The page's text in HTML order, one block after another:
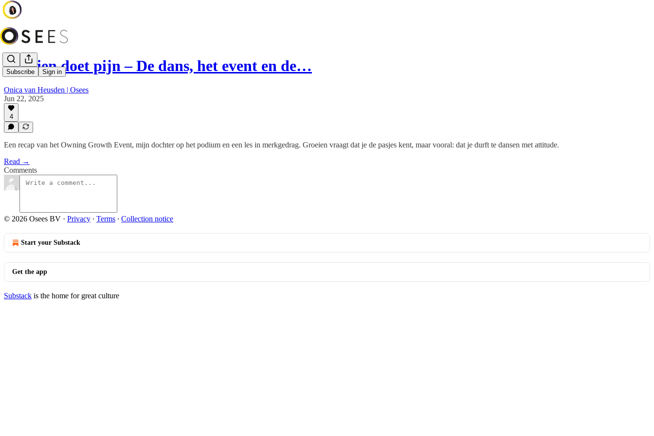
Subscribe Sign in
Groeien doet pijn – De dans, het event en de…
Onica van Heusden | Osees
Jun 22, 2025
4
Een recap van het Owning Growth Event, mijn dochter op het podium en een les in merkgedrag. Groeien vraagt dat je de pasjes kent, maar vooral: dat je durft te dansen met attitude.
Read →
Comments
© 2026 Osees BV · Privacy ∙ Terms ∙ Collection notice
Start your Substack
Get the app
Substack is the home for great culture